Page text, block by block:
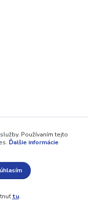
Používaním tejto
Ďalšie informácie
tu.